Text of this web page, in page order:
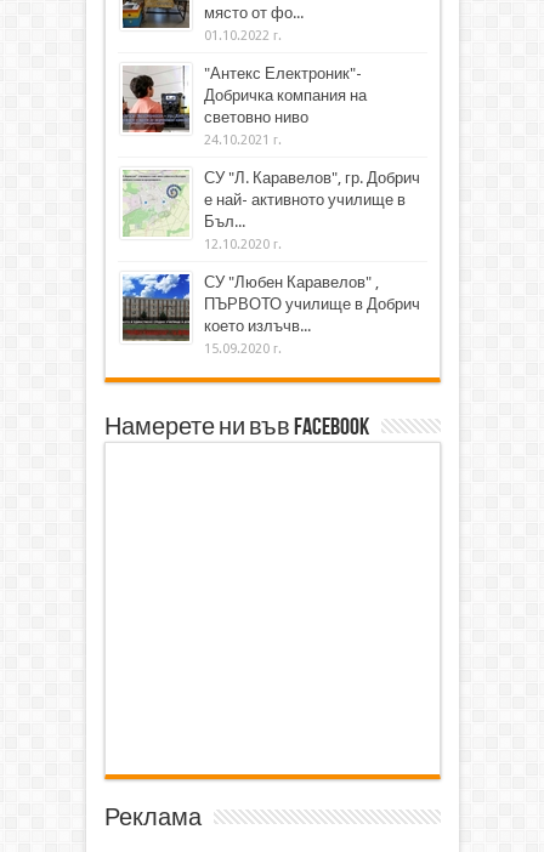
място от фо...
01.10.2022 г.
"Антекс Електроник"-
Добричка компания на
световно ниво
24.10.2021 г.
СУ "Л. Каравелов", гр. Добрич
е най- активното училище в
Бъл...
12.10.2020 г.
СУ "Любен Каравелов" ,
ПЪРВОТО училище в Добрич
което излъчв...
15.09.2020 г.
Намерете ни във Facebook
Реклама